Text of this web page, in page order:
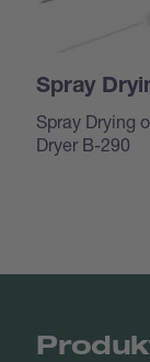
Spray
Spray Drying
Dryer B-290